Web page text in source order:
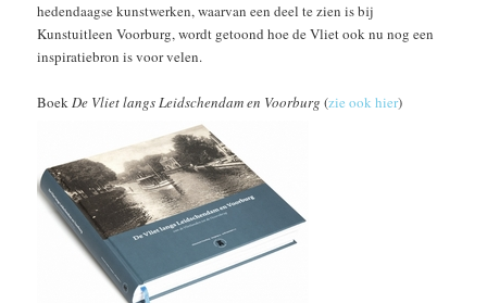
hedendaagse kunstwerken, waarvan een deel te zien is bij
Kunstuitleen Voorburg, wordt getoond hoe de Vliet ook nu nog een
inspiratiebron is voor velen.
BoekDe Vliet langs Leidschendam en Voorburg(zie ook hier)